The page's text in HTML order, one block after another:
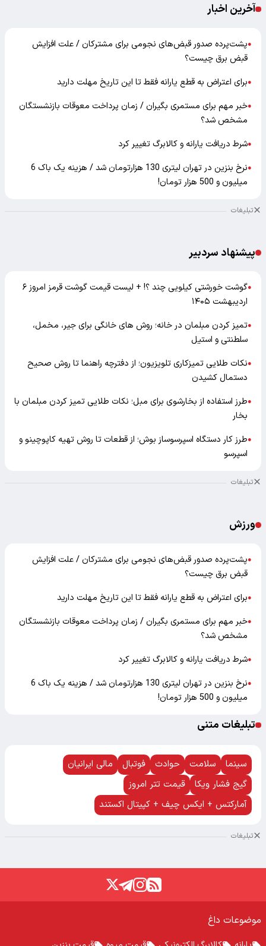
آخرین اخبار
●پشت‌پرده صدور قبض‌های نجومی برای مشترکان / علت افزایش
قبض برق چیست؟
●برای اعتراض به قطع یارانه فقط تا این تاریخ مهلت دارید
●خبر مهم برای مستمری بگیران / زمان پرداخت معوقات بازنشستگان
مشخص شد؟
●شرط دریافت یارانه و کالابرگ تغییر کرد
●
نرخ بنزین در تهران لیتری 130 هزارتومان شد / هزینه یک باک 6
میلیون و 500 هزار تومان!
تبلیغات
پیشنهاد سردبیر
●
گوشت خورشتی کیلویی چند ؟! + لیست قیمت گوشت قرمز امروز ۶
اردیبهشت ۱۴۰۵
●تمیز کردن مبلمان در خانه؛ روش های خانگی برای جیر، مخمل،
سلطنتی و استیل
●نکات طلایی تمیزکاری تلویزیون؛ از دفترچه راهنما تا روش صحیح
دستمال کشیدن
●طرز استفاده از بخارشوی برای مبل؛ نکات طلایی تمیز کردن مبلمان با
بخار
●طرز کار دستگاه اسپرسوساز بوش؛ از قطعات تا روش تهیه کاپوچینو و
اسپرسو
تبلیغات
ورزش
●پشت‌پرده صدور قبض‌های نجومی برای مشترکان / علت افزایش
قبض برق چیست؟
●برای اعتراض به قطع یارانه فقط تا این تاریخ مهلت دارید
●خبر مهم برای مستمری بگیران / زمان پرداخت معوقات بازنشستگان
مشخص شد؟
●شرط دریافت یارانه و کالابرگ تغییر کرد
●
نرخ بنزین در تهران لیتری 130 هزارتومان شد / هزینه یک باک 6
میلیون و 500 هزار تومان!
تبلیغات متنی
سینما سلامت حوادث فوتبال
مالی ایرانیان
گیج فشار ویکا
قیمت تتر امروز
آمارکتس + ایکس چیف + کپیتال اکستند
تبلیغات
موضوعات داغ